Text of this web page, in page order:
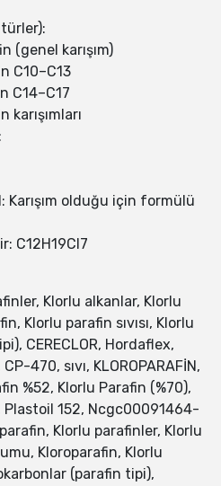
türler):
(genel karışım)
C10–C13
C14–C17
Karışım olduğu için formülü
C12H19Cl7
Klorlu alkanlar, Klorlu
Klorlu parafin sıvısı, Klorlu
CERECLOR, Hordaflex,
470, sıvı, KLOROPARAFİN,
%52, Klorlu Parafin (%70),
Plastoil 152, Ncgc00091464-
Klorlu parafinler, Klorlu
Kloroparafin, Klorlu
(parafin tipi),